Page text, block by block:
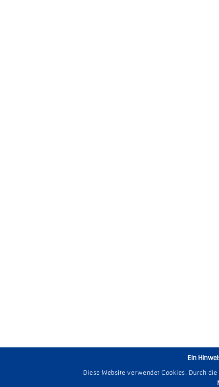
Ein
Diese Website verwendet Cookies. Durch